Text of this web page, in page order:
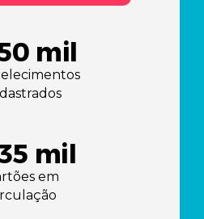
mil
mil
em